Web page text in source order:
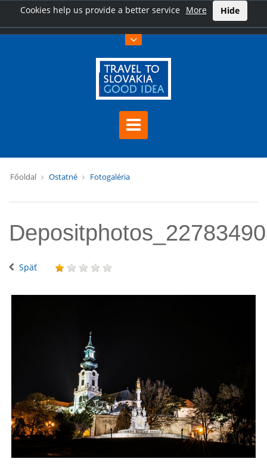
Cookies help us provide a better service More Hide
Főoldal Ostatné Fotogaléria
Späť